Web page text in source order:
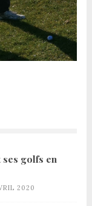
golfs en
2020